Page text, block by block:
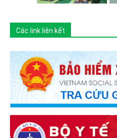
Các link liên kết